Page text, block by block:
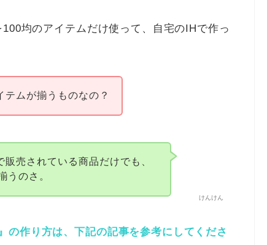
均のアイテムだけ使って、自宅のIHで作っ
ムが揃うものなの？
けんけん
売されている商品だけでも、
うのさ。
の作り方は、下記の記事を参考にしてくださ